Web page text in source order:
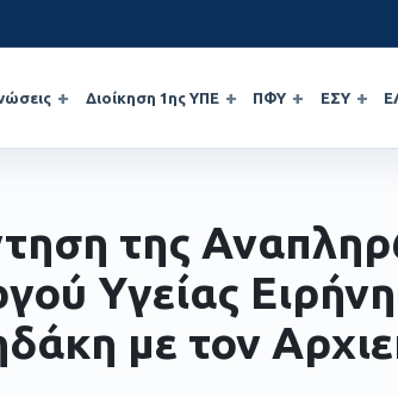
Διοίκηση 1ης ΥΠΕ ΠΦΥ ΕΣΥ
της
Υγείας
με τον